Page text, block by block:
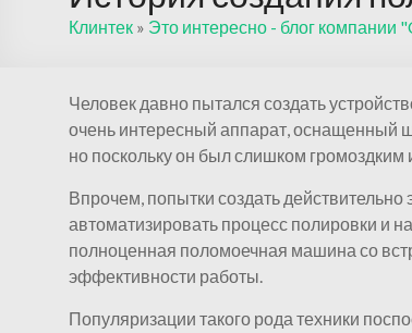
Клинтек » Это интересно - блог компании
Человек давно пытался создать
очень интересный аппарат, оснащенный
но поскольку он был слишком громоздким
Впрочем, попытки создать
автоматизировать процесс полировки и
полноценная поломоечная машина со
эффективности работы.
Популяризации такого рода техники